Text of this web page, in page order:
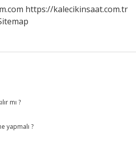
https://kalecikinsaat.com.tr
mı ?
yapmalı ?